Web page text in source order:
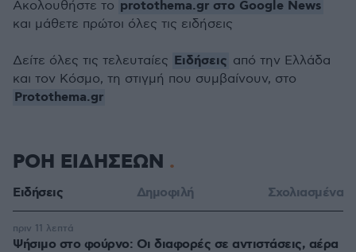
Ακολουθήστε το protothema.gr στο Google News
και μάθετε πρώτοι όλες τις ειδήσεις
Δείτε όλες τις τελευταίες Ειδήσεις από την Ελλάδα
και τον Κόσμο, τη στιγμή που συμβαίνουν, στο
Protothema.gr
ΡΟΗ ΕΙΔΗΣΕΩΝ
Ειδήσεις Δημοφιλή Σχολιασμένα
Ψήσιμο στο φούρνο: Οι διαφορές σε αντιστάσεις, αέρα
πριν 11 λεπτά